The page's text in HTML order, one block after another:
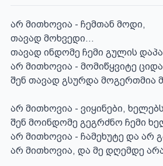
არ მითხოვია - ჩემთან მოდი,
თავად მოხვედი...
თავად ინდომე ჩემი გულის
არ მითხოვია - მომიწყვიტე
შენ თავად გსურდა მოგერთმია
არ მითხოვია - ვიყინები,
შენ მოინდომე გეგრძნო ჩემი
არ მითხოვია - ჩამეხუტე და არ
არ მითხოვია, და მე დღემდე